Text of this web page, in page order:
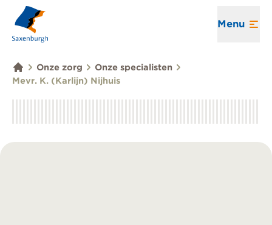
Menu
Onze zorg
Onze specialisten
Mevr. K. (Karlijn) Nijhuis